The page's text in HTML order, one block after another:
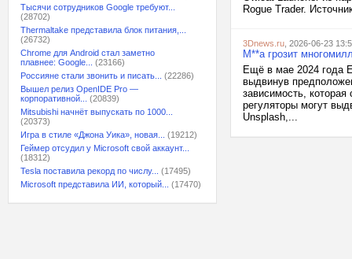
Тысячи сотрудников Google требуют...
(28702)
Thermaltake представила блок питания,...
(26732)
Chrome для Android стал заметно
плавнее: Google...
(23166)
Россияне стали звонить и писать...
(22286)
Вышел релиз OpenIDE Pro —
корпоративной...
(20839)
Mitsubishi начнёт выпускать по 1000...
(20373)
Игра в стиле «Джона Уика», новая...
(19212)
Геймер отсудил у Microsoft свой аккаунт...
(18312)
Tesla поставила рекорд по числу...
(17495)
Microsoft представила ИИ, который...
(17470)
Rogue Trader.
3Dnews.ru , 2026-06-23
M**a грозит
Ещё в мае 2024 года
выдвинув
зависимость,
регуляторы могут
Unsplash,...